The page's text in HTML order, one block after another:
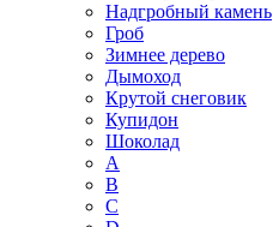
Надгробный камень
Гроб
Зимнее дерево
Дымоход
Крутой снеговик
Купидон
Шоколад
A
B
C